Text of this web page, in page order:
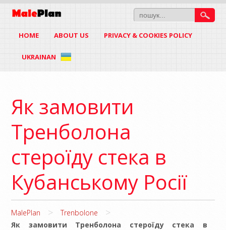
HOME ABOUT US PRIVACY & COOKIES POLICY
UKRAINAN
Як замовити
Тренболона
стероїду стека в
Кубанському Росії
MalePlan > Trenbolone >
Як замовити Тренболона стероїду стека в